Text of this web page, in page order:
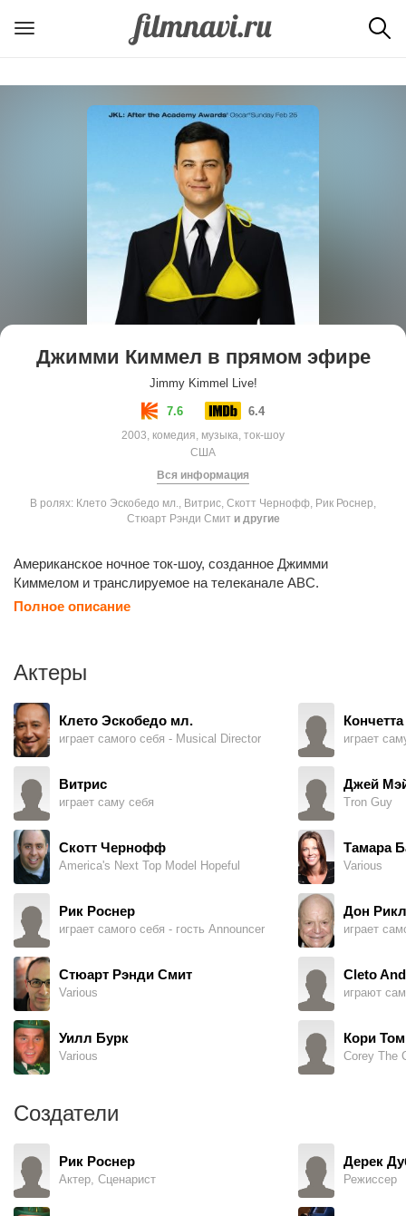
Джимми Киммел в прямом эфире
Jimmy Kimmel Live!
7.6 6.4
2003, комедия, музыка, ток-шоу
США
Вся информация
В ролях: Клето Эскобедо мл., Витрис, Скотт Чернофф, Рик Роснер,
Стюарт Рэнди Смит и другие
Американское ночное ток-шоу, созданное Джимми
Киммелом и транслируемое на телеканале ABC.
Полное описание
Актеры
Клето Эскобедо мл.
играет самого себя - Musical Director
Витрис
играет саму себя
Скотт Чернофф
America's Next Top Model Hopeful
Рик Роснер
играет самого себя - гость Announcer
Стюарт Рэнди Смит
Various
Уилл Бурк
Various
играет
Джей
Tron Guy
Тамара
Various
Дон
играет
Cleto
играют
Кори
Corey The
Создатели
Рик Роснер
Актер, Сценарист
Дерек
Режиссер